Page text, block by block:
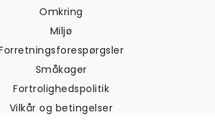
Omkring
Miljø
Småkager
Fortrolighedspolitik
Vilkår og betingelser